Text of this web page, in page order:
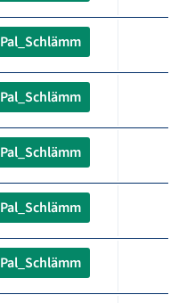
Pal_Schlämm
Pal_Schlämm
Pal_Schlämm
Pal_Schlämm
Pal_Schlämm